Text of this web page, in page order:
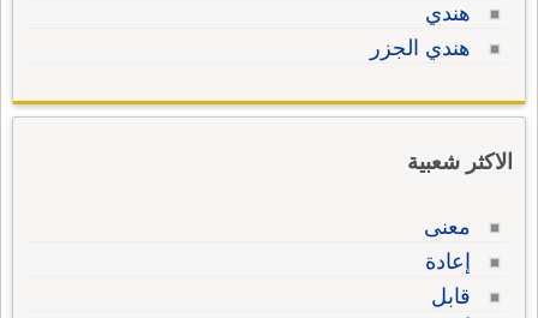
هندي
هندي الجزر
الاكثر شعبية
معنى
إعادة
قابل